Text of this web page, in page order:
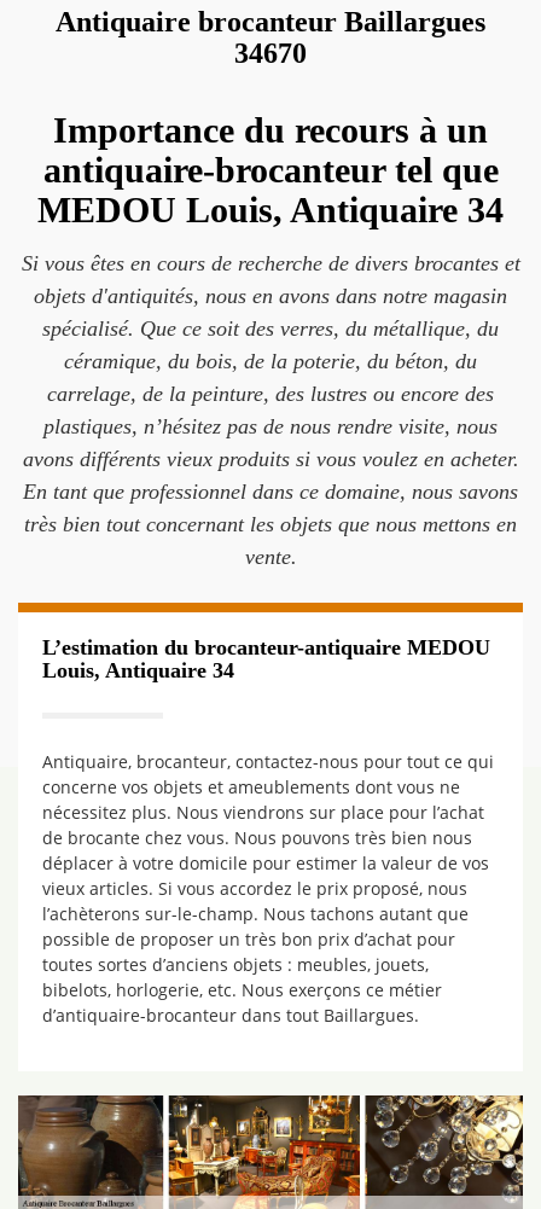
Antiquaire brocanteur Baillargues
34670
Importance du recours à un
antiquaire-brocanteur tel que
MEDOU Louis, Antiquaire 34
Si vous êtes en cours de recherche de divers brocantes et
objets d'antiquités, nous en avons dans notre magasin
spécialisé. Que ce soit des verres, du métallique, du
céramique, du bois, de la poterie, du béton, du
carrelage, de la peinture, des lustres ou encore des
plastiques, n’hésitez pas de nous rendre visite, nous
avons différents vieux produits si vous voulez en acheter.
En tant que professionnel dans ce domaine, nous savons
très bien tout concernant les objets que nous mettons en
vente.
L’estimation du brocanteur-antiquaire MEDOU
Louis, Antiquaire 34
Antiquaire, brocanteur, contactez-nous pour tout ce qui
concerne vos objets et ameublements dont vous ne
nécessitez plus. Nous viendrons sur place pour l’achat
de brocante chez vous. Nous pouvons très bien nous
déplacer à votre domicile pour estimer la valeur de vos
vieux articles. Si vous accordez le prix proposé, nous
l’achèterons sur-le-champ. Nous tachons autant que
possible de proposer un très bon prix d’achat pour
toutes sortes d’anciens objets : meubles, jouets,
bibelots, horlogerie, etc. Nous exerçons ce métier
d’antiquaire-brocanteur dans tout Baillargues.